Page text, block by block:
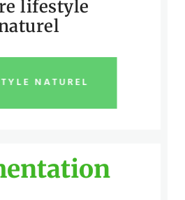
lifestyle
NATUREL